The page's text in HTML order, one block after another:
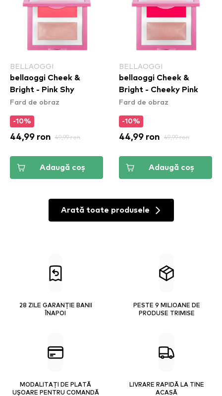
BELLAOGGI
bellaoggi Cheek &
Bright - Pink Shy
Fard de obraz
-10%
44,99 ron 49,99 ron
Adaugă coș
BELLAOGGI
bellaoggi Cheek &
Bright - Cheeky Pink
Fard de obraz
-10%
44,99 ron 49,99 ron
Adaugă coș
Arată toate produsele
28 ZILE GARANȚIE BANII
ÎNAPOI
PESTE 9 MILIOANE DE
PRODUSE TRIMISE
MODALITAȚI DE PLATĂ
UȘOARE PENTRU COMANDĂ
LIVRARE RAPIDĂ LA TINE
ACASĂ